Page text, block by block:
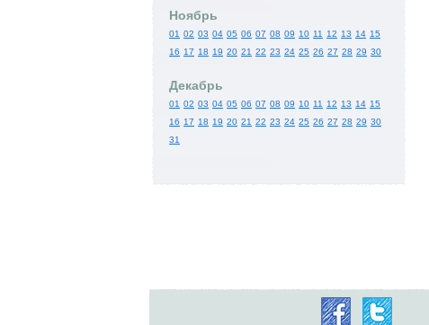
Ноябрь
01 02 03 04 05 06 07 08 09 10 11 12 13 14 15
16 17 18 19 20 21 22 23 24 25 26 27 28 29 30
Декабрь
01 02 03 04 05 06 07 08 09 10 11 12 13 14 15
16 17 18 19 20 21 22 23 24 25 26 27 28 29 30
31